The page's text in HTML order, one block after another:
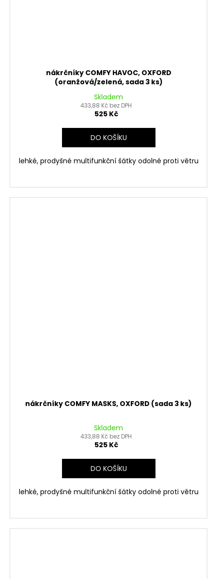
nákrčníky COMFY HAVOC, OXFORD
(oranžová/zelená, sada 3 ks)
Skladem
433,88 Kč bez DPH
525 Kč
DO KOŠÍKU
lehké, prodyšné multifunkční šátky odolné proti větru
nákrčníky COMFY MASKS, OXFORD (sada 3 ks)
Skladem
433,88 Kč bez DPH
525 Kč
DO KOŠÍKU
lehké, prodyšné multifunkční šátky odolné proti větru